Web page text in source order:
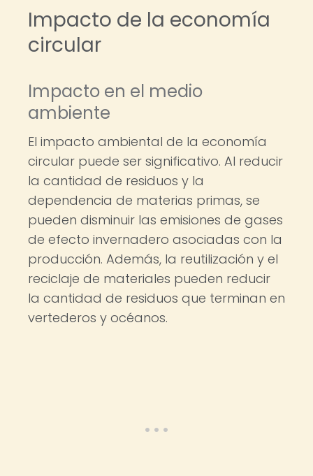
Impacto de la economía
circular
Impacto en el medio
ambiente
El impacto ambiental de la economía
circular puede ser significativo. Al reducir
la cantidad de residuos y la
dependencia de materias primas, se
pueden disminuir las emisiones de gases
de efecto invernadero asociadas con la
producción. Además, la reutilización y el
reciclaje de materiales pueden reducir
la cantidad de residuos que terminan en
vertederos y océanos.